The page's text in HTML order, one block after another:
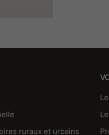
ruraux et urbains